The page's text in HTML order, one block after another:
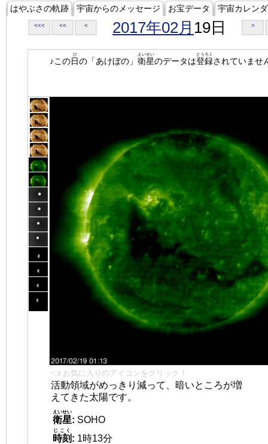
はやぶさの軌跡 宇宙からのメッセージ お宝データ 宇宙カレン
<<< << < 2017年02月 19日 >
♪この日
ひ
の「あけぼの」 衛星
えいせい
のデータは登録
とうろく
されていませ
👈 お気に入りのアイコンをクリック！
活動領域がめっきり減って、暗いところが増
えてきた太陽です。
衛星
えいせい
: SOHO
時刻
じこく
: 1時13分